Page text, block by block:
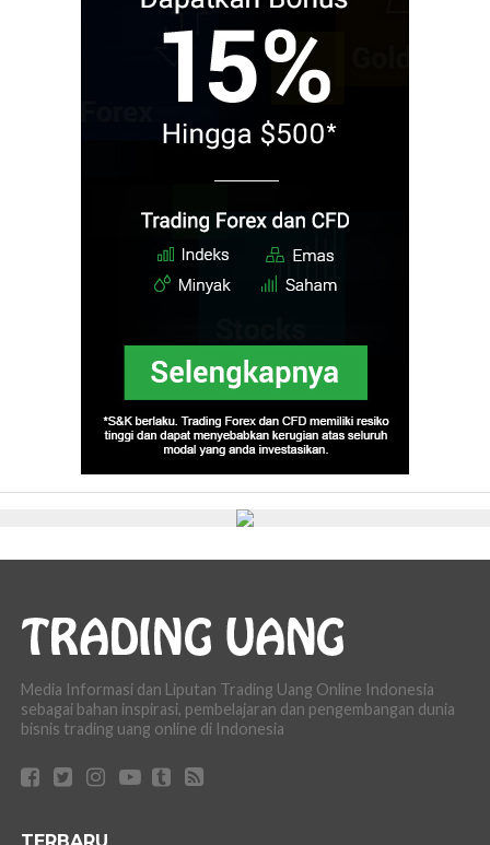
Media Informasi dan Liputan Trading Uang Online Indonesia
sebagai bahan inspirasi, pembelajaran dan pengembangan dunia
bisnis trading uang online di Indonesia